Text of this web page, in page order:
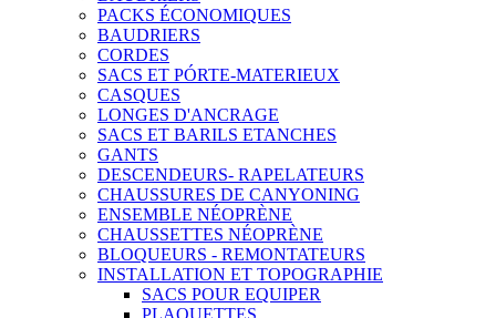
PACKS ÉCONOMIQUES
BAUDRIERS
CORDES
SACS ET PÓRTE-MATERIEUX
CASQUES
LONGES D'ANCRAGE
SACS ET BARILS ETANCHES
GANTS
DESCENDEURS- RAPELATEURS
CHAUSSURES DE CANYONING
ENSEMBLE NÉOPRÈNE
CHAUSSETTES NÉOPRÈNE
BLOQUEURS - REMONTATEURS
INSTALLATION ET TOPOGRAPHIE
SACS POUR EQUIPER
PLAQUETTES